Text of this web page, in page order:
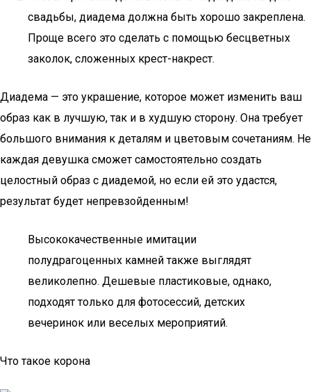
свадьбы, диадема должна быть хорошо закреплена.
Проще всего это сделать с помощью бесцветных
заколок, сложенных крест-накрест.
Диадема — это украшение, которое может изменить ваш
образ как в лучшую, так и в худшую сторону. Она требует
большого внимания к деталям и цветовым сочетаниям. Не
каждая девушка сможет самостоятельно создать
целостный образ с диадемой, но если ей это удастся,
результат будет непревзойденным!
Высококачественные имитации
полудрагоценных камней также выглядят
великолепно. Дешевые пластиковые, однако,
подходят только для фотосессий, детских
вечеринок или веселых мероприятий.
Что такое корона